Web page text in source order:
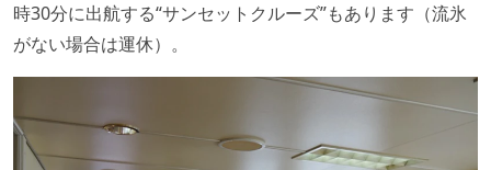
時30分に出航する“サンセットクルーズ”もあります（流氷
がない場合は運休）。